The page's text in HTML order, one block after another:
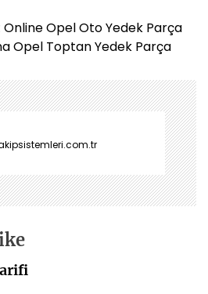
Online Opel Oto Yedek Parça
Opel Toptan Yedek Parça